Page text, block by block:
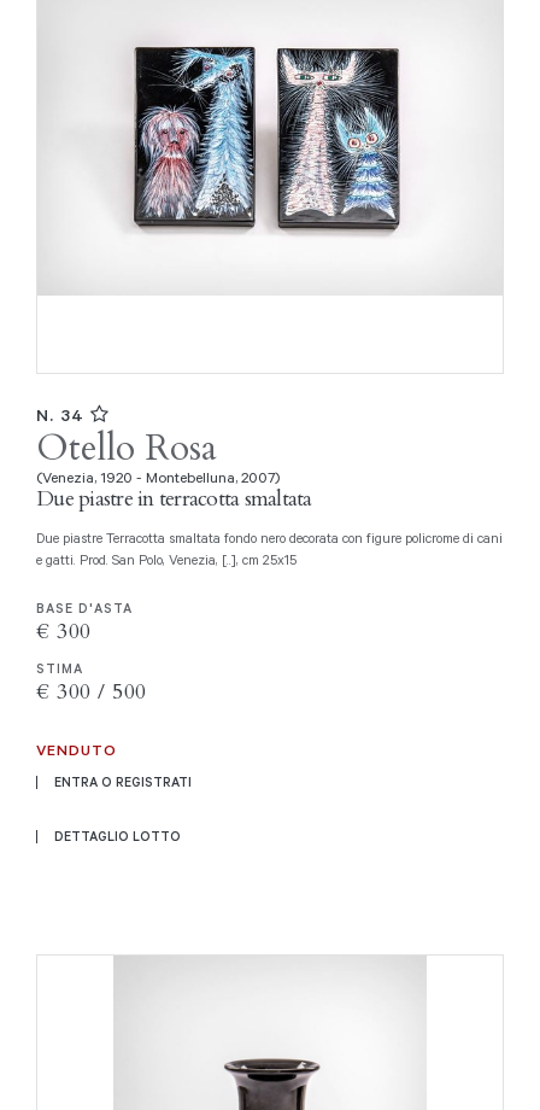
N. 34
Otello Rosa
(Venezia, 1920 - Montebelluna, 2007)
Due piastre in terracotta smaltata
Due piastre Terracotta smaltata fondo nero decorata con figure policrome di cani
e gatti. Prod. San Polo, Venezia, [..], cm 25x15
BASE D'ASTA
€ 300
STIMA
€ 300 / 500
VENDUTO
ENTRA O REGISTRATI
DETTAGLIO LOTTO